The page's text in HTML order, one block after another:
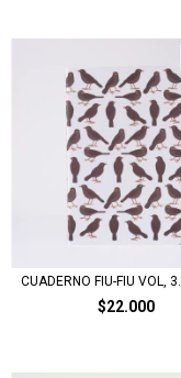
CUADERNO FIU-FIU VOL,
$22.000